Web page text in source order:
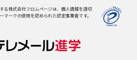
る株式会社フロムページは、個人情報を適切
マークの使用を認められた認定事業者です。